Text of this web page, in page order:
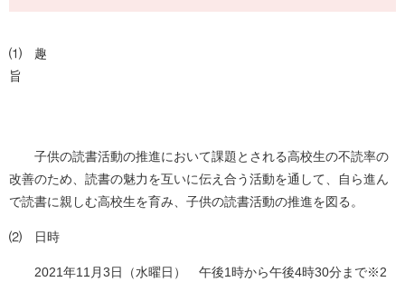
⑴ 趣
旨
子供の読書活動の推進において課題とされる高校生の不読率の
改善のため、読書の魅力を互いに伝え合う活動を通して、自ら進ん
で読書に親しむ高校生を育み、子供の読書活動の推進を図る。
⑵ 日時
2021年11月3日（水曜日） 午後1時から午後4時30分まで※2